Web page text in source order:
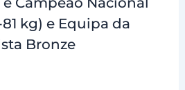
kg) e Equipa da
Bronze